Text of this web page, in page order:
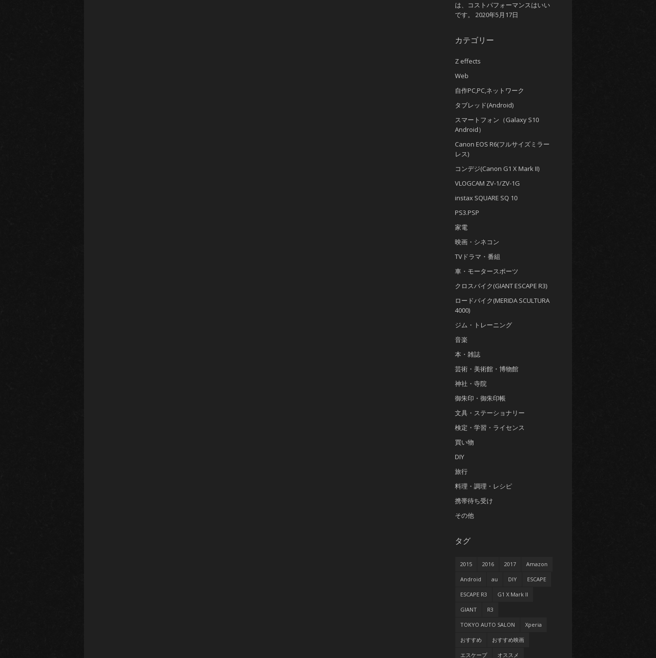
は、コストパフォーマンスはいい
です。
2020年5月17日
カテゴリー
Z effects
Web
自作PC,PC,ネットワーク
タブレッド(Android)
スマートフォン（Galaxy S10
Android）
Canon EOS R6(フルサイズミラー
レス)
コンデジ(Canon G1 X Mark II)
VLOGCAM ZV-1/ZV-1G
instax SQUARE SQ 10
PS3.PSP
家電
映画・シネコン
TVドラマ・番組
車・モータースポーツ
クロスバイク(GIANT ESCAPE R3)
ロードバイク(MERIDA SCULTURA
4000)
ジム・トレーニング
音楽
本・雑誌
芸術・美術館・博物館
神社・寺院
御朱印・御朱印帳
文具・ステーショナリー
検定・学習・ライセンス
買い物
DIY
旅行
料理・調理・レシピ
携帯待ち受け
その他
タグ
2015 2016 2017 Amazon
Android au DIY ESCAPE
ESCAPE R3 G1 X Mark II
GIANT R3
TOKYO AUTO SALON Xperia
おすすめ おすすめ映画
エスケープ オススメ